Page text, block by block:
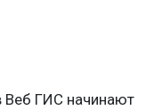
Веб ГИС начинают